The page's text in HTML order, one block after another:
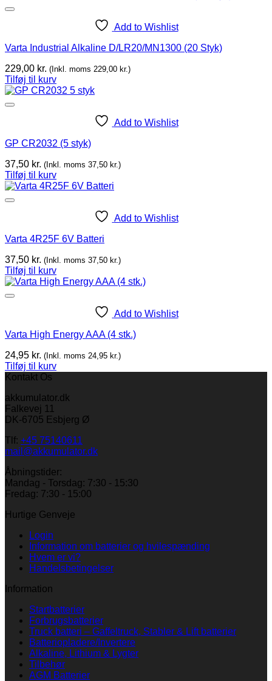
Add to Wishlist
Varta Industrial Alkaline D/LR20/MN1300 (20 Styk)
229,00 kr. (Inkl. moms 229,00 kr.)
Tilføj til kurv
Add to Wishlist
GP CR2032 (5 styk)
37,50 kr. (Inkl. moms 37,50 kr.)
Tilføj til kurv
Add to Wishlist
Varta 4R25F 6V Batteri
37,50 kr. (Inkl. moms 37,50 kr.)
Tilføj til kurv
Add to Wishlist
Varta High Energy AAA (4 stk.)
24,95 kr. (Inkl. moms 24,95 kr.)
Tilføj til kurv
Kontakt Os
akkumulator.dk
Falkevej 11
DK-6705 Esbjerg Ø
Tlf: +45 75140611
mail@akkumulator.dk
Åbningstider:
Mandag - Torsdag: 7:30 - 15:30
Fredag: 7:30 - 15:00
Hurtige Genveje
Login
Information om batterier og hvilespænding
Hvem er vi?
Handelsbetingelser
Information
Startbatterier
Forbrugsbatterier
Truck batteri – Gaffeltruck, Stabler & Lift batterier
Batteriopladere/Invertere
Alkaline, Lithium & Lygter
Tilbehør
AGM Batterier